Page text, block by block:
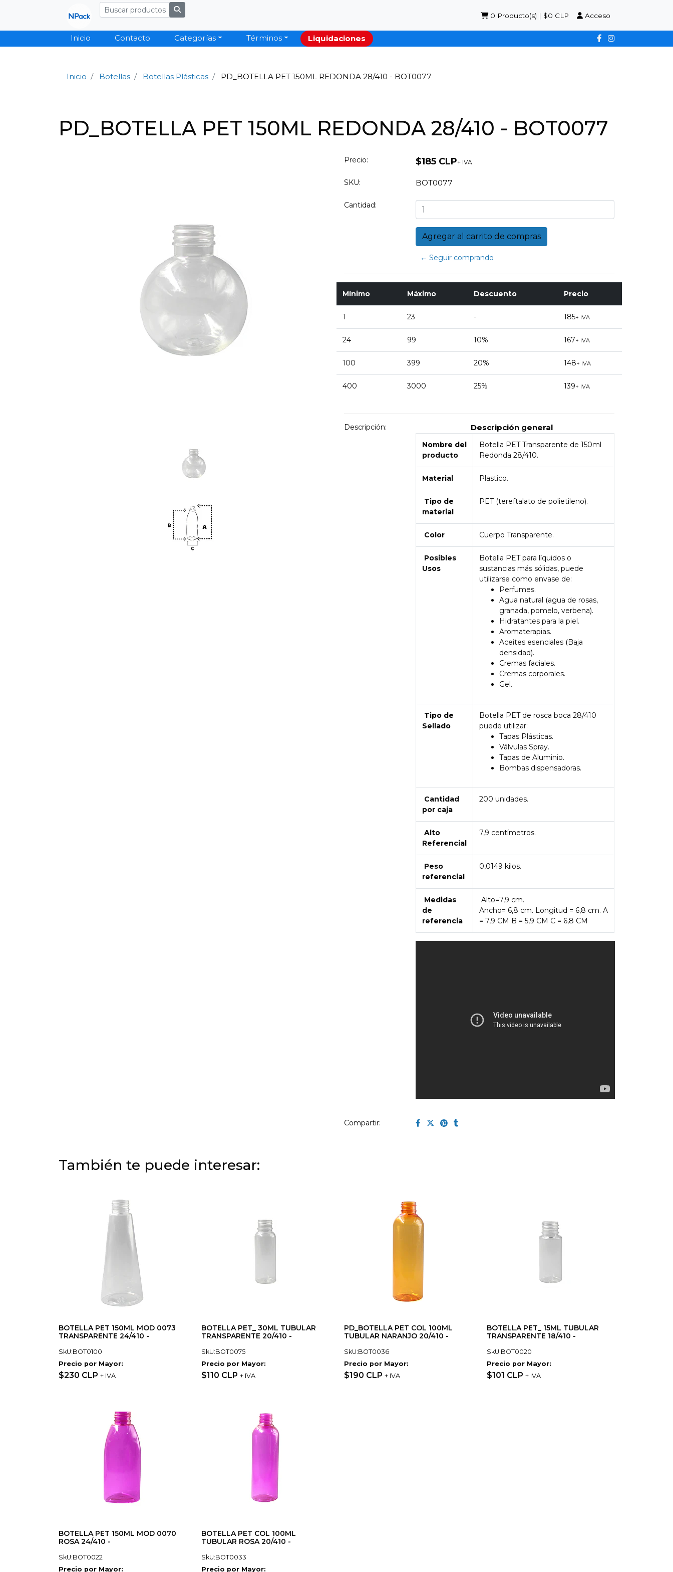
0 Producto(s) | $0 CLP Acceso
Inicio Contacto Categorías Términos Liquidaciones
Inicio Botellas Botellas Plásticas PD_BOTELLA PET 150ML REDONDA 28/410 - BOT0077
PD_BOTELLA PET 150ML REDONDA 28/410 - BOT0077
Precio: $185 CLP+ IVA
SKU: BOT0077
Cantidad:
← Seguir comprando
Mínimo Máximo Descuento Precio
1 23 - 185+ IVA
24 99 10% 167+ IVA
100 399 20% 148+ IVA
400 3000 25% 139+ IVA
Descripción: Descripción general
Nombre del
producto
Botella PET Transparente de 150ml
Redonda 28/410.
Material Plastico.
Tipo de
material
PET (tereftalato de polietileno).
Color Cuerpo Transparente.
Posibles
Usos
Botella PET para líquidos o
sustancias más sólidas, puede
utilizarse como envase de:
Perfumes.
Agua natural (agua de rosas,
granada, pomelo, verbena).
Hidratantes para la piel.
Aromaterapias.
Aceites esenciales (Baja
densidad).
Cremas faciales.
Cremas corporales.
Gel.
Tipo de
Sellado
Botella PET de rosca boca 28/410
puede utilizar:
Tapas Plásticas.
Válvulas Spray.
Tapas de Aluminio.
Bombas dispensadoras.
Cantidad
por caja
200 unidades.
Alto
Referencial
7,9 centímetros.
Peso
referencial
0,0149 kilos.
Medidas
de
referencia
Alto=7,9 cm.
Ancho= 6,8 cm. Longitud = 6,8 cm. A
= 7,9 CM B = 5,9 CM C = 6,8 CM
Compartir:
También te puede interesar:
BOTELLA PET 150ML MOD 0073
TRANSPARENTE 24/410 -
SkU:BOT0100
Precio por Mayor:
$230 CLP + IVA
BOTELLA PET_ 30ML TUBULAR
TRANSPARENTE 20/410 -
SkU:BOT0075
Precio por Mayor:
$110 CLP + IVA
PD_BOTELLA PET COL 100ML
TUBULAR NARANJO 20/410 -
SkU:BOT0036
Precio por Mayor:
$190 CLP + IVA
BOTELLA PET_ 15ML TUBULAR
TRANSPARENTE 18/410 -
SkU:BOT0020
Precio por Mayor:
$101 CLP + IVA
BOTELLA PET 150ML MOD 0070
ROSA 24/410 -
SkU:BOT0022
Precio por Mayor:
BOTELLA PET COL 100ML
TUBULAR ROSA 20/410 -
SkU:BOT0033
Precio por Mayor: